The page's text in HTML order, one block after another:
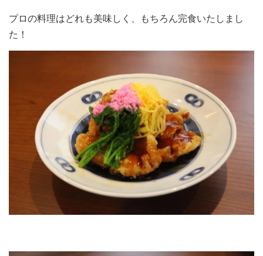
プロの料理はどれも美味しく、もちろん完食いたしまし
た！